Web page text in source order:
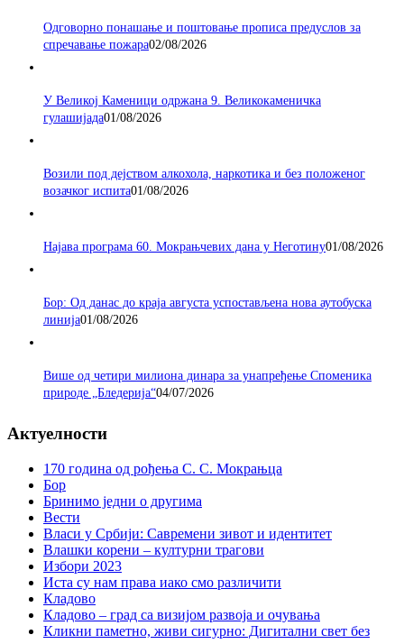
Одговорно понашање и поштовање прописа предуслов за
спречавање пожара02/08/2026
У Великој Каменици одржана 9. Великокаменичка
гулашијада01/08/2026
Возили под дејством алкохола, наркотика и без положеног
возачког испита01/08/2026
Најава програма 60. Мокрањчевих дана у Неготину01/08/2026
Бор: Од данас до краја августа успостављена нова аутобуска
линија01/08/2026
Више од четири милиона динара за унапређење Споменика
природе „Бледерија“04/07/2026
Актуелности
170 година од рођења С. С. Мокрањца
Бор
Бринимо једни о другима
Вести
Власи у Србији: Савремени зивот и идентитет
Влашки корени – културни трагови
Избори 2023
Иста су нам права иако смо различити
Кладово
Кладово – град са визијом развоја и очувања
Кликни паметно, живи сигурно: Дигитални свет без